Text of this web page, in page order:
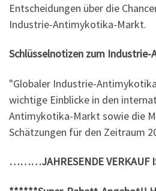
Entscheidungen über die
Industrie-Antimykotika-Markt.
Schlüsselnotizen zum
"Globaler Industrie-
wichtige Einblicke in den
Antimykotika-Markt sowie die
Schätzungen für den Zeitraum
………JAHRESENDE